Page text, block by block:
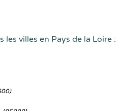
les villes en Pays de la Loire :